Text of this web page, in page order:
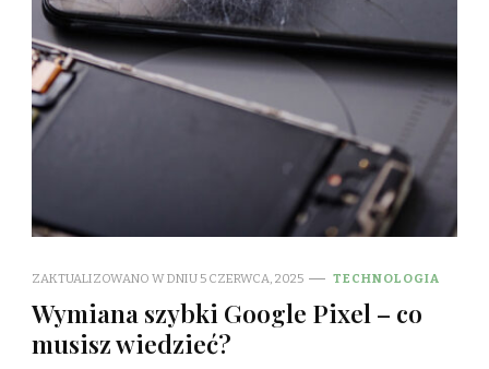
ZAKTUALIZOWANO W DNIU 5 CZERWCA, 2025 TECHNOLOGIA
Wymiana szybki Google Pixel – co
musisz wiedzieć?